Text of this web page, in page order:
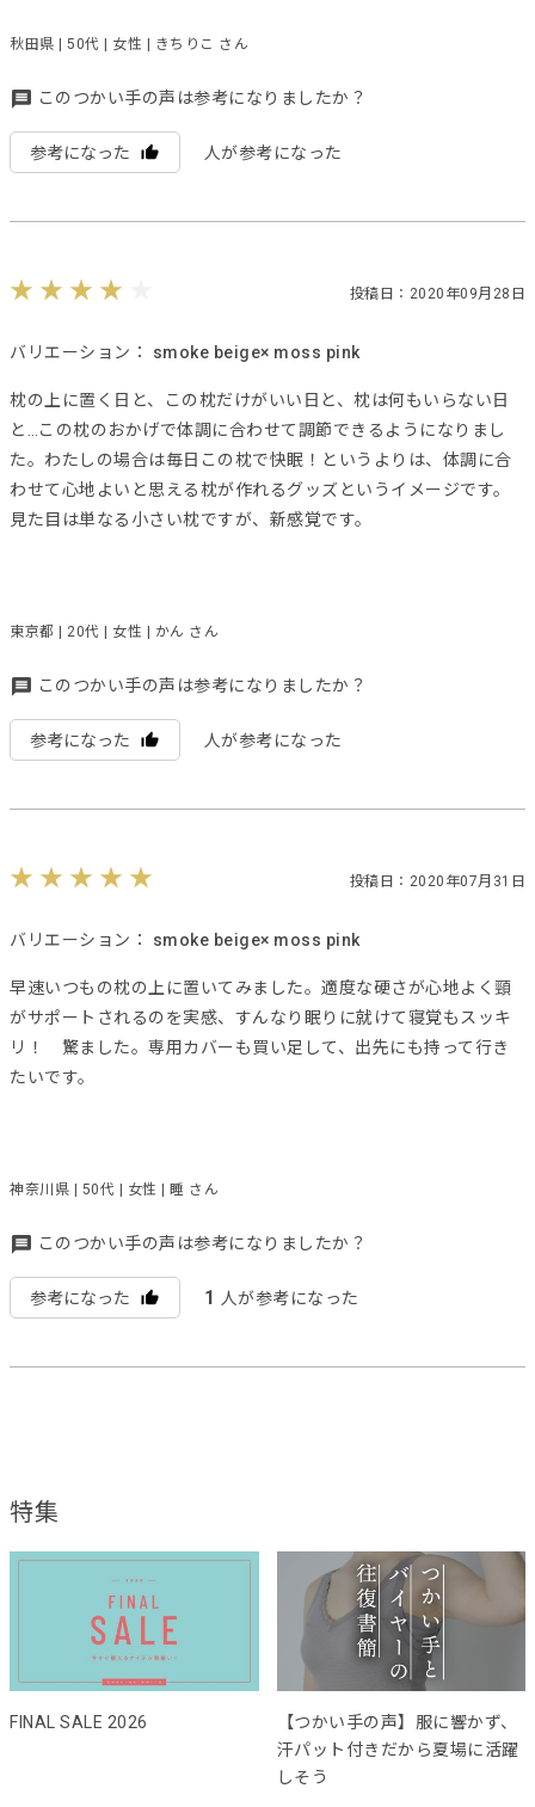
秋田県 | 50代 | 女性 | きちりこ さん
このつかい手の声は参考になりましたか？
参考になった 人が参考になった
投稿日：2020年09月28日
バリエーション： smoke beige× moss pink
枕の上に置く日と、この枕だけがいい日と、枕は何もいらない日
と…この枕のおかげで体調に合わせて調節できるようになりまし
た。わたしの場合は毎日この枕で快眠！というよりは、体調に合
わせて心地よいと思える枕が作れるグッズというイメージです。
見た目は単なる小さい枕ですが、新感覚です。
東京都 | 20代 | 女性 | かん さん
このつかい手の声は参考になりましたか？
参考になった 人が参考になった
投稿日：2020年07月31日
バリエーション： smoke beige× moss pink
早速いつもの枕の上に置いてみました。適度な硬さが心地よく頸
がサポートされるのを実感、すんなり眠りに就けて寝覚もスッキ
リ！ 驚ました。専用カバーも買い足して、出先にも持って行き
たいです。
神奈川県 | 50代 | 女性 | 睡 さん
このつかい手の声は参考になりましたか？
参考になった 1 人が参考になった
特集
FINAL SALE 2026
【つかい手の声】服に響かず、
汗パット付きだから夏場に活躍
しそう